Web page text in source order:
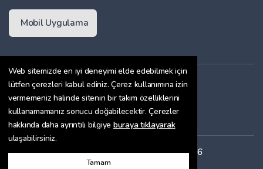
Web sitemizde en iyi deneyimi elde edebilmek için
lütfen çerezleri kabul ediniz. Çerez kullanımına izin
vermemeniz halinde sitenin bir takım özelliklerini
kullanamamanız sonucu doğabilecektir. Çerezler
hakkında daha ayrıntılı bilgiye buraya tıklayarak
ulaşabilirsiniz.
Tamam
Mobil Uygulama
Üyelik Sözleşmesi
Çerez Politikası
Gizlilik Sözleşmesi
Her hakkı saklıdır. Copyright © 2026